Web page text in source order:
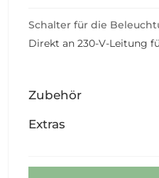
Schalter für die
Direkt an 230-V-Leitung
Zubehör
Extras